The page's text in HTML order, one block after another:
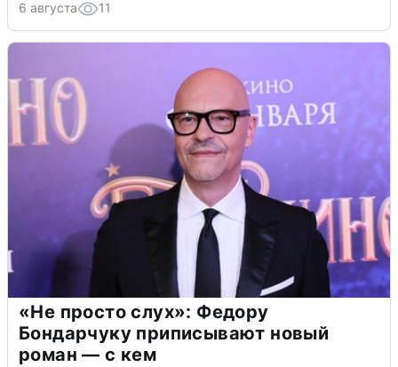
6 августа 11
«Не просто слух»: Федору
Бондарчуку приписывают новый
роман — с кем